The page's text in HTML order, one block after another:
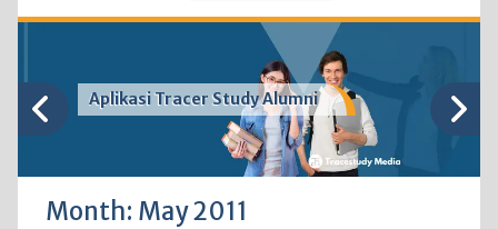
Aplikasi Tracer Study Alumni
Month: May 2011